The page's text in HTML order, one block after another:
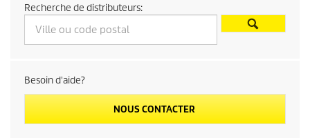
Recherche de distributeurs:
Besoin d'aide?
NOUS CONTACTER